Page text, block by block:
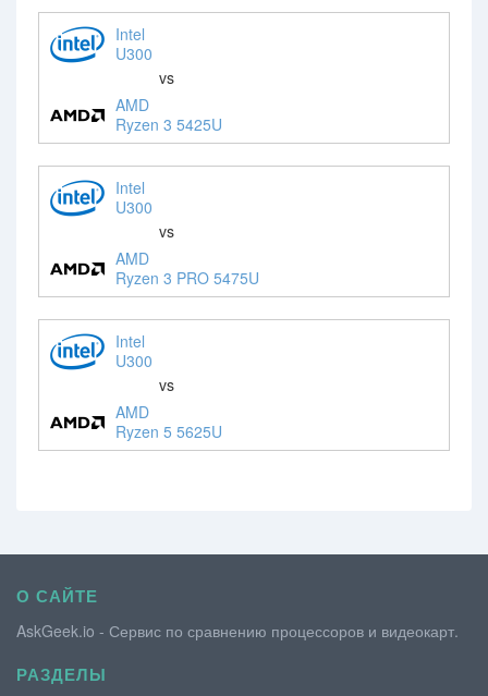
Intel
U300
vs
AMD
Ryzen 3 5425U
Intel
U300
vs
AMD
Ryzen 3 PRO 5475U
Intel
U300
vs
AMD
Ryzen 5 5625U
О САЙТЕ
AskGeek.io - Сервис по сравнению процессоров и видеокарт.
РАЗДЕЛЫ